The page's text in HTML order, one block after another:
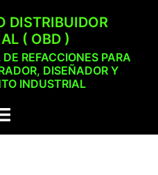
DISTRIBUIDOR
( OBD )
REFACCIONES PARA
DISEÑADOR Y
INDUSTRIAL